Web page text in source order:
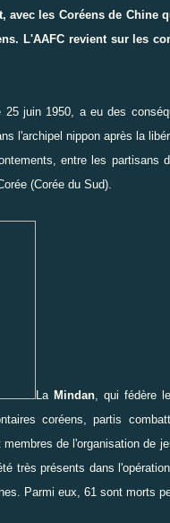
avec les Coréens de Chine
L'AAFC revient sur les
25 juin 1950, a eu des
l'archipel nippon après la
entre les partisans
(Corée du Sud).
La Mindan, qui fédère
coréens, partis
de l'organisation de
très présents dans
Parmi eux, 61 sont morts